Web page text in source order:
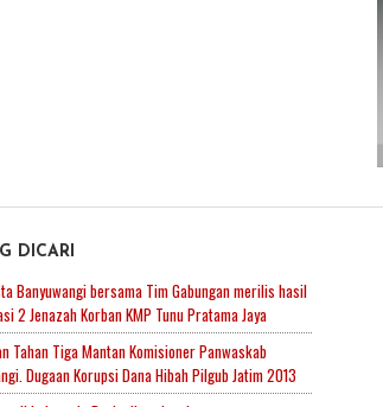
DICARI
Banyuwangi bersama Tim Gabungan merilis hasil
2 Jenazah Korban KMP Tunu Pratama Jaya
Tahan Tiga Mantan Komisioner Panwaskab
Dugaan Korupsi Dana Hibah Pilgub Jatim 2013